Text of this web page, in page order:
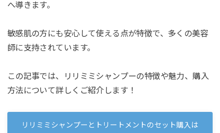
へ導きます。
敏感肌の方にも安心して使える点が特徴で、多くの美容
師に支持されています。
この記事では、リリミミシャンプーの特徴や魅力、購入
方法について詳しくご紹介します！
リリミミシャンプーとトリートメントのセット購入は